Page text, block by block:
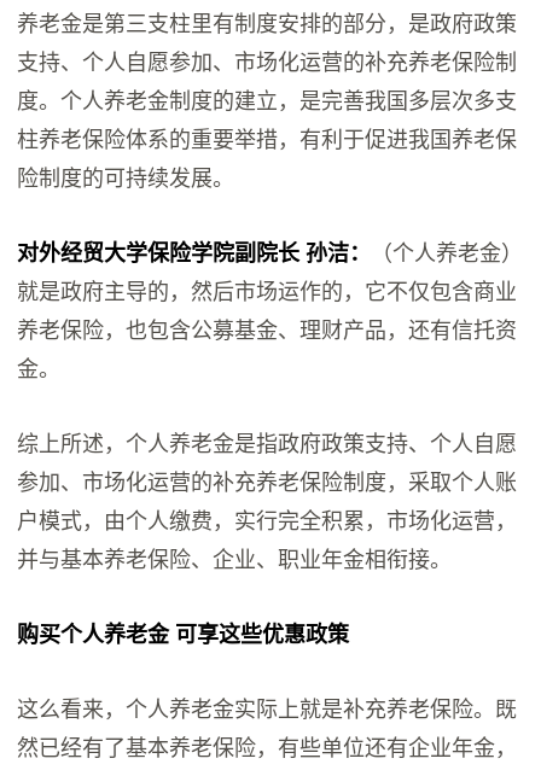
养老金是第三支柱里有制度安排的部分，是政府政策
支持、个人自愿参加、市场化运营的补充养老保险制
度。个人养老金制度的建立，是完善我国多层次多支
柱养老保险体系的重要举措，有利于促进我国养老保
险制度的可持续发展。
对外经贸大学保险学院副院长 孙洁：
（个人养老金）
就是政府主导的，然后市场运作的，它不仅包含商业
养老保险，也包含公募基金、理财产品，还有信托资
金。
综上所述，个人养老金是指政府政策支持、个人自愿
参加、市场化运营的补充养老保险制度，采取个人账
户模式，由个人缴费，实行完全积累，市场化运营，
并与基本养老保险、企业、职业年金相衔接。
购买个人养老金 可享这些优惠政策
这么看来，个人养老金实际上就是补充养老保险。既
然已经有了基本养老保险，有些单位还有企业年金，